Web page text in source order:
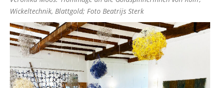
Wickeltechnik, Blattgold; Foto Beatrijs Sterk